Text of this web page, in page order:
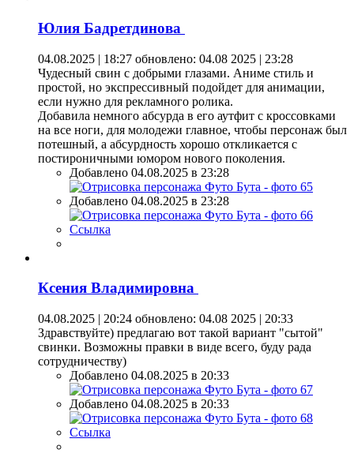
Юлия Бадретдинова
04.08.2025 | 18:27 обновлено: 04.08 2025 | 23:28
Чудесный свин с добрыми глазами. Аниме стиль и
простой, но экспрессивный подойдет для анимации,
если нужно для рекламного ролика.
Добавила немного абсурда в его аутфит с кроссовками
на все ноги, для молодежи главное, чтобы персонаж был
потешный, а абсурдность хорошо откликается с
постироничными юмором нового поколения.
Добавлено 04.08.2025 в 23:28
Добавлено 04.08.2025 в 23:28
Ссылка
Ксения Владимировна
04.08.2025 | 20:24 обновлено: 04.08 2025 | 20:33
Здравствуйте) предлагаю вот такой вариант "сытой"
свинки. Возможны правки в виде всего, буду рада
сотрудничеству)
Добавлено 04.08.2025 в 20:33
Добавлено 04.08.2025 в 20:33
Ссылка